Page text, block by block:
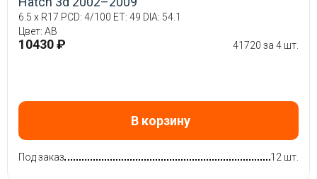
6.5 x R17 PCD: 4/100 ET: 49 DIA: 54.1
Цвет: AB
10430 ₽ 41720 за 4 шт.
В корзину
Под заказ 12 шт.